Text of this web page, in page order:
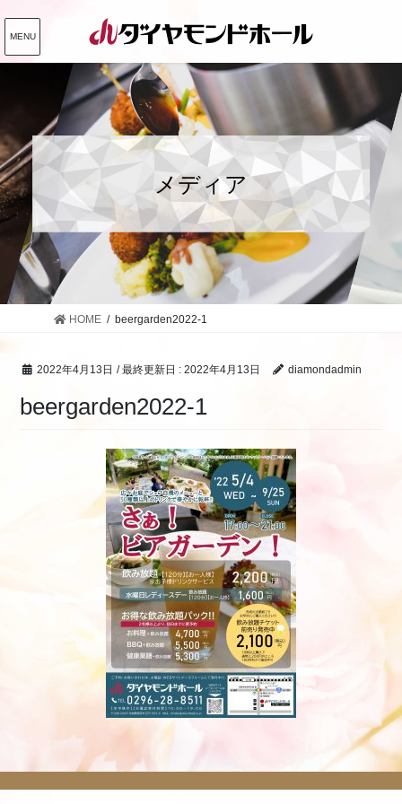
ン
テ
移
動
ビ
ゲ
ン
に
移
動
メディア
HOME beergarden2022-1
2022年4月13日 / 最終更新日 :2022年4月13日 diamondadmin
beergarden2022-1
MENU